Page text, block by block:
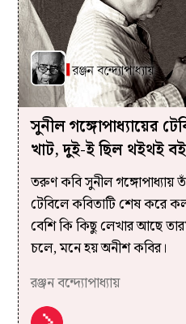
সুনীল গঙ্গোপাধ্যায়ের
খাট, দুই-ই ছিল থইথই
তরুণ কবি সুনীল গঙ্গোপাধ্যায়
টেবিলে কবিতাটি শেষ করে
বেশি কি কিছু লেখার আছে
চলে, মনে হয় অনীশ কবির।
রঞ্জন বন্দ্যোপাধ্যায়